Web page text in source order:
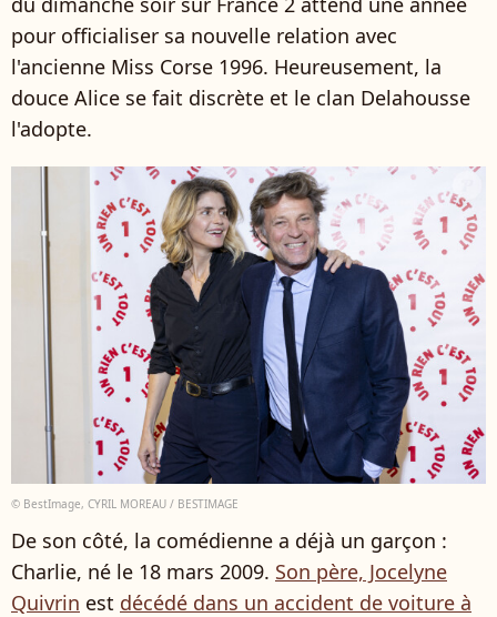
pour officialiser sa nouvelle relation avec
l'ancienne Miss Corse 1996. Heureusement, la
douce Alice se fait discrète et le clan Delahousse
l'adopte.
© BestImage, CYRIL MOREAU / BESTIMAGE
De son côté, la comédienne a déjà un garçon :
Charlie, né le 18 mars 2009. Son père, Jocelyne
Quivrin est décédé dans un accident de voiture à